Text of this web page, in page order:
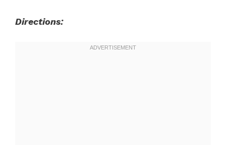
Directions: